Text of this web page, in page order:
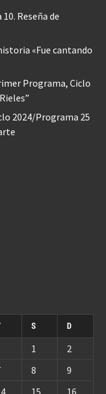
Reseña de
«Fue cantando
Programa, Ciclo
2024/Programa 25
S D
1
2
8
9
15 16